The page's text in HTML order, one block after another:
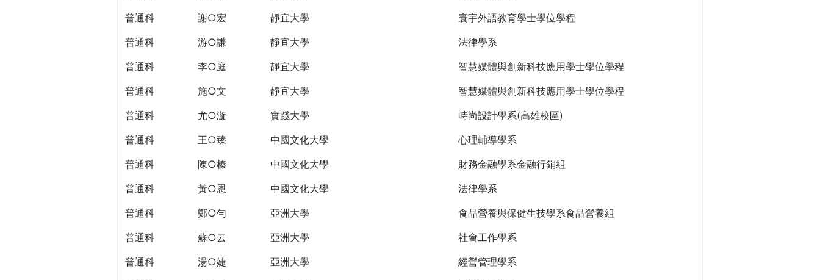
普通科
謝○宏 靜宜大學
寰宇外語教育學士學位學程
普通科
游○謙 靜宜大學
法律學系
普通科
李○庭 靜宜大學
智慧媒體與創新科技應用學士學位學程
普通科
施○文 靜宜大學
智慧媒體與創新科技應用學士學位學程
普通科
尤○漩 實踐大學
時尚設計學系(高雄校區)
普通科
王○臻 中國文化大學
心理輔導學系
普通科
陳○榛 中國文化大學
財務金融學系金融行銷組
普通科
黃○恩 中國文化大學
法律學系
普通科
鄭○勻 亞洲大學
食品營養與保健生技學系食品營養組
普通科
蘇○云 亞洲大學
社會工作學系
普通科
湯○婕 亞洲大學
經營管理學系